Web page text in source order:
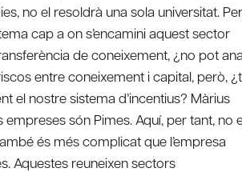
no el resoldrà una sola universitat. Per
cap a on s’encamini aquest sector
de coneixement, ¿no pot
entre coneixement i capital, però,
el nostre sistema d’incentius? Màrius
són Pimes. Aquí, per tant, no
és més complicat que l’empresa
Aquestes reuneixen sectors